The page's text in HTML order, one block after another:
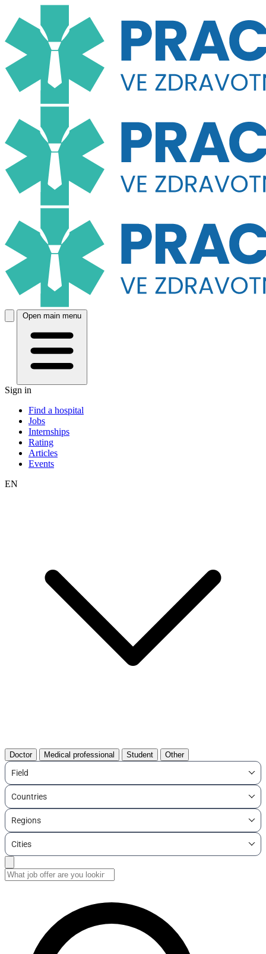
Open main menu
Sign in
Find a hospital
Jobs
Internships
Rating
Articles
Events
EN
Doctor Medical professional Student Other
Field
Countries
Regions
Cities